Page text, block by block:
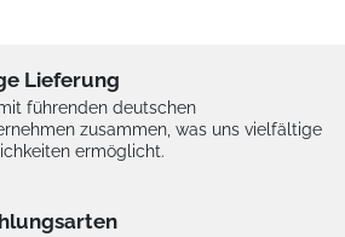
Lieferung
führenden deutschen
zusammen, was uns vielfältige
ermöglicht.